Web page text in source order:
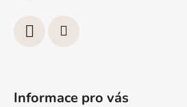
Informace pro vás